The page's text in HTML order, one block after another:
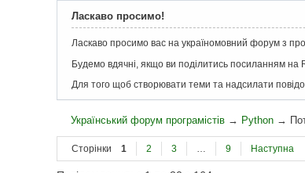
Ласкаво просимо!
Ласкаво просимо вас на україномовний форум з
Будемо вдячні, якщо ви поділитись посиланням на
Для того щоб створювати теми та надсилати
Український форум програмістів → Python →
Сторінки 1 2 3 … 9 Наступна